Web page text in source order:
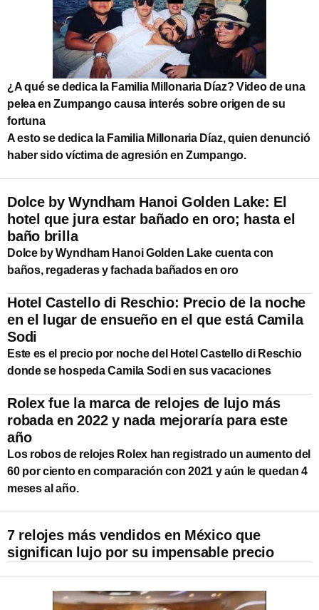
¿A qué se dedica la Familia Millonaria Díaz? Video de una
pelea en Zumpango causa interés sobre origen de su
fortuna
A esto se dedica la Familia Millonaria Díaz, quien denunció
haber sido víctima de agresión en Zumpango.
Dolce by Wyndham Hanoi Golden Lake: El
hotel que jura estar bañado en oro; hasta el
baño brilla
Dolce by Wyndham Hanoi Golden Lake cuenta con
baños, regaderas y fachada bañados en oro
Hotel Castello di Reschio: Precio de la noche
en el lugar de ensueño en el que está Camila
Sodi
Este es el precio por noche del Hotel Castello di Reschio
donde se hospeda Camila Sodi en sus vacaciones
Rolex fue la marca de relojes de lujo más
robada en 2022 y nada mejoraría para este
año
Los robos de relojes Rolex han registrado un aumento del
60 por ciento en comparación con 2021 y aún le quedan 4
meses al año.
7 relojes más vendidos en México que
significan lujo por su impensable precio